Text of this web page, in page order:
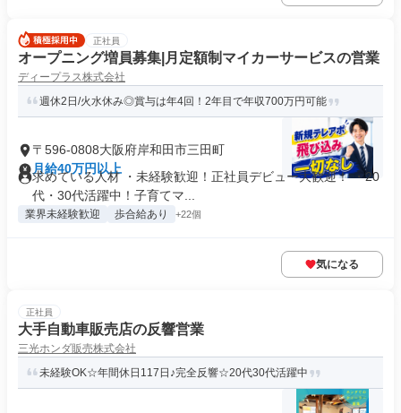
正社員
オープニング増員募集|月定額制マイカーサービスの営業
ディープラス株式会社
週休2日/火水休み◎賞与は年4回！2年目で年収700万円可能
〒596-0808大阪府岸和田市三田町
月給40万円以上
求めている人材 ・未経験歓迎！正社員デビュー大歓迎！ ・20
代・30代活躍中！子育てマ...
業界未経験歓迎 歩合給あり +22個
気になる
正社員
大手自動車販売店の反響営業
三光ホンダ販売株式会社
未経験OK☆年間休日117日♪完全反響☆20代30代活躍中